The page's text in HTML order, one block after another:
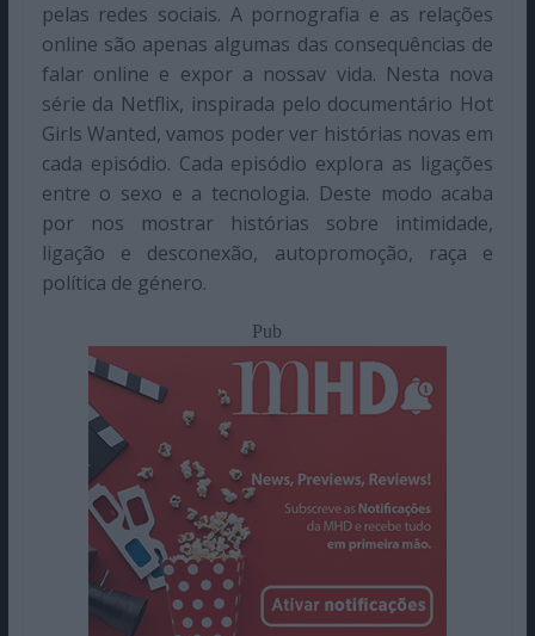
pelas redes sociais. A pornografia e as relações
online são apenas algumas das consequências de
falar online e expor a nossav vida. Nesta nova
série da Netflix, inspirada pelo documentário Hot
Girls Wanted, vamos poder ver histórias novas em
cada episódio. Cada episódio explora as ligações
entre o sexo e a tecnologia. Deste modo acaba
por nos mostrar histórias sobre intimidade,
ligação e desconexão, autopromoção, raça e
política de género.
Pub